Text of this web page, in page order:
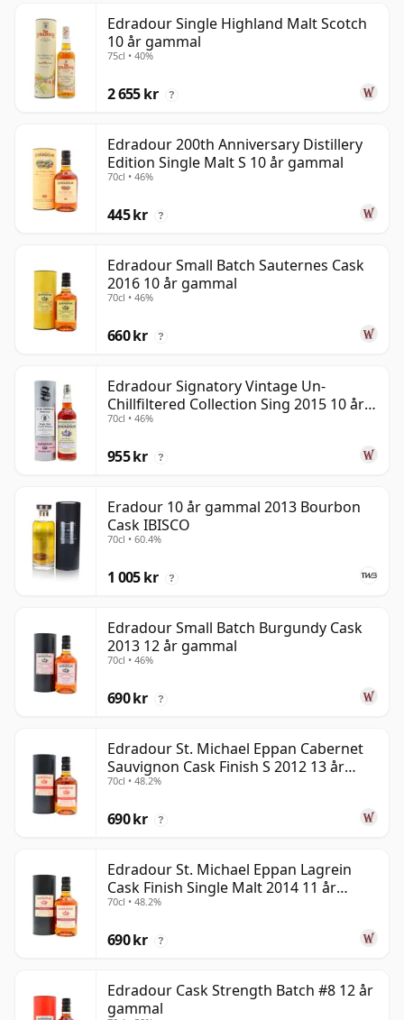
Edradour Single Highland Malt Scotch
10 år gammal
75cl • 40%
2 655 kr ?
Edradour 200th Anniversary Distillery
Edition Single Malt S 10 år gammal
70cl • 46%
445 kr ?
Edradour Small Batch Sauternes Cask
2016 10 år gammal
70cl • 46%
660 kr ?
Edradour Signatory Vintage Un-
Chillfiltered Collection Sing 2015 10 år
gammal
70cl • 46%
955 kr ?
Eradour 10 år gammal 2013 Bourbon
Cask IBISCO
70cl • 60.4%
1 005 kr ?
Edradour Small Batch Burgundy Cask
2013 12 år gammal
70cl • 46%
690 kr ?
Edradour St. Michael Eppan Cabernet
Sauvignon Cask Finish S 2012 13 år
gammal
70cl • 48.2%
690 kr ?
Edradour St. Michael Eppan Lagrein
Cask Finish Single Malt 2014 11 år
gammal
70cl • 48.2%
690 kr ?
Edradour Cask Strength Batch #8 12 år
gammal